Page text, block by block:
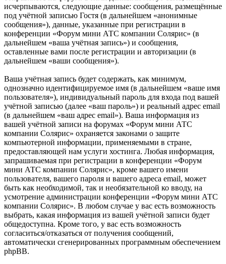
исчерпываются, следующие данные: сообщения, размещённые
под учётной записью Гостя (в дальнейшем «анонимные
сообщения»), данные, указанные при регистрации в
конференции «Форум мини АТС компании Солярис» (в
дальнейшем «ваша учётная запись») и сообщения,
оставленные вами после регистрации и авторизации (в
дальнейшем «ваши сообщения»).
Ваша учётная запись будет содержать, как минимум,
однозначно идентифицируемое имя (в дальнейшем «ваше имя
пользователя»), индивидуальный пароль для входа под вашей
учётной записью (далее «ваш пароль») и реальный адрес email
(в дальнейшем «ваш адрес email»). Ваша информация из
вашей учётной записи на форумах «Форум мини АТС
компании Солярис» охраняется законами о защите
компьютерной информации, применяемыми в стране,
предоставляющей нам услуги хостинга. Любая информация,
запрашиваемая при регистрации в конференции «Форум
мини АТС компании Солярис», кроме вашего имени
пользователя, вашего пароля и вашего адреса email, может
быть как необходимой, так и необязательной ко вводу, на
усмотрение администрации конференции «Форум мини АТС
компании Солярис». В любом случае у вас есть возможность
выбрать, какая информация из вашей учётной записи будет
общедоступна. Кроме того, у вас есть возможность
согласиться/отказаться от получения сообщений,
автоматически сгенерированных программным обеспечением
phpBB.